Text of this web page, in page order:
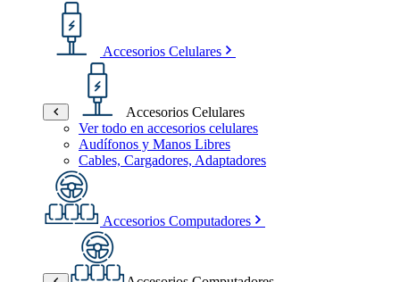
Accesorios Celulares
Accesorios Celulares
Ver todo en accesorios celulares
Audífonos y Manos Libres
Cables, Cargadores, Adaptadores
Accesorios Computadores